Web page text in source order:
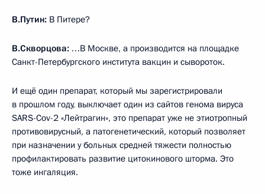
В.Путин: В Питере?
В.Скворцова: …В Москве, а производится на площадке
Санкт-Петербургского института вакцин и сывороток.
И ещё один препарат, который мы зарегистрировали
в прошлом году, выключает один из сайтов генома вируса
SARS-Cov-2 «Лейтрагин», это препарат уже не этиотропный
противовирусный, а патогенетический, который позволяет
при назначении у больных средней тяжести полностью
профилактировать развитие цитокинового шторма. Это
тоже ингаляция.